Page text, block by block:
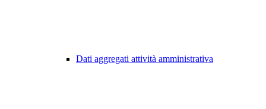
Dati aggregati attività amministrativa